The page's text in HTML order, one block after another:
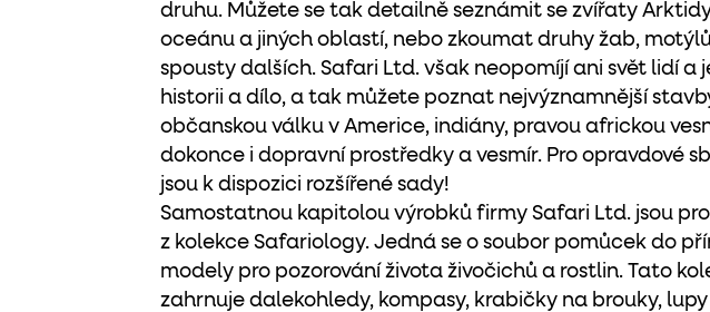
druhu. Můžete se tak detailně seznámit se zvířaty
oceánu a jiných oblastí, nebo zkoumat druhy žab,
spousty dalších. Safari Ltd. však neopomíjí ani svět lidí a
historii a dílo, a tak můžete poznat nejvýznamnější
občanskou válku v Americe, indiány, pravou africkou
dokonce i dopravní prostředky a vesmír. Pro opravdové
jsou k dispozici rozšířené sady!
Samostatnou kapitolou výrobků firmy Safari Ltd. jsou
z kolekce Safariology. Jedná se o soubor pomůcek do
modely pro pozorování života živočichů a rostlin. Tato
zahrnuje dalekohledy, kompasy, krabičky na brouky,